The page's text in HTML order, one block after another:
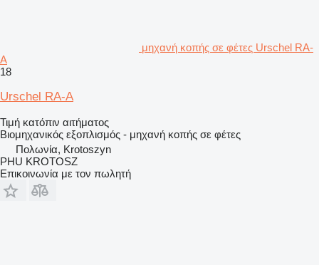
μηχανή κοπής σε φέτες Urschel RA-
A
18
Urschel RA-A
Τιμή κατόπιν αιτήματος
Βιομηχανικός εξοπλισμός - μηχανή κοπής σε φέτες
Πολωνία, Krotoszyn
PHU KROTOSZ
Επικοινωνία με τον πωλητή